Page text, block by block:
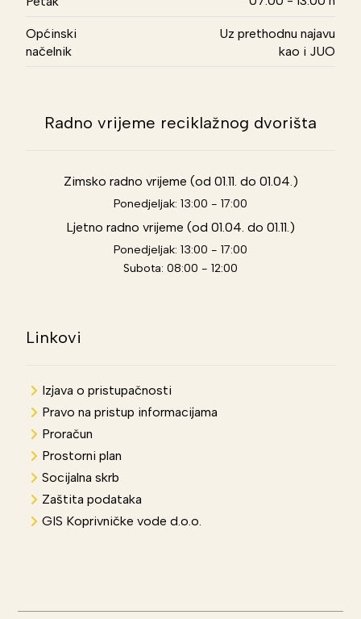
Općinski
načelnik
Uz prethodnu najavu
kao i JUO
Radno vrijeme reciklažnog dvorišta
Zimsko radno vrijeme (od 01.11. do 01.04.)
Ponedjeljak: 13:00 - 17:00
Ljetno radno vrijeme (od 01.04. do 01.11.)
Ponedjeljak: 13:00 - 17:00
Subota: 08:00 - 12:00
Linkovi
Izjava o pristupačnosti
Pravo na pristup informacijama
Proračun
Prostorni plan
Socijalna skrb
Zaštita podataka
GIS Koprivničke vode d.o.o.